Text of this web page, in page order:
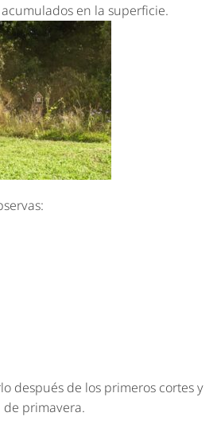
en la superficie.
después de los primeros cortes y
primavera.